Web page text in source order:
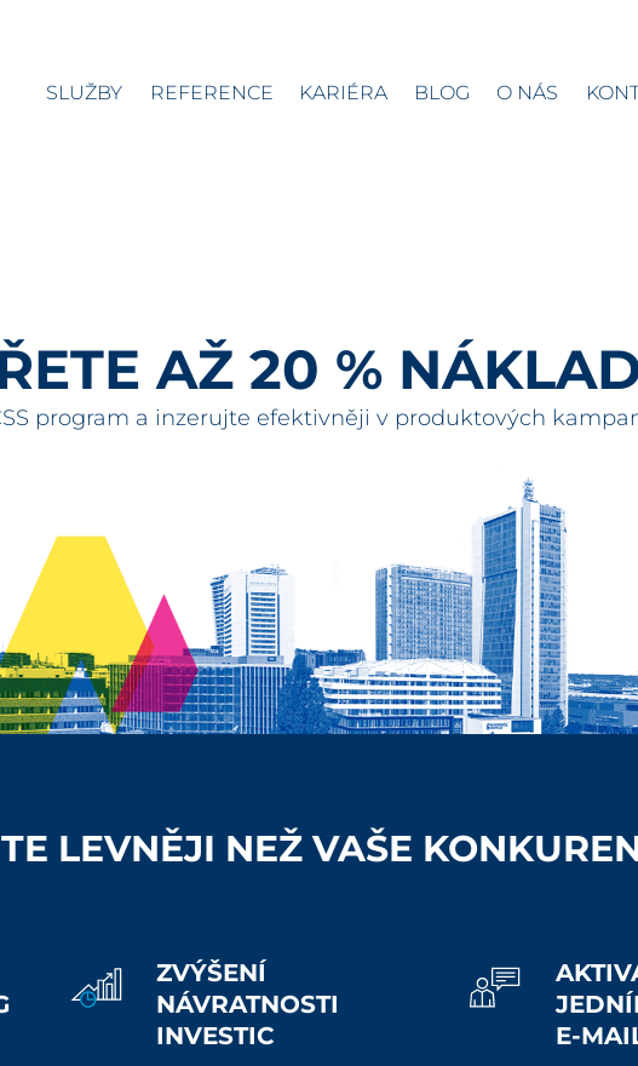
SLUŽBY REFERENCE KARIÉRA BLOG O NÁS
AŽ 20 %
program a inzerujte efektivněji v produktových
LEVNĚJI NEŽ VAŠE
ZVÝŠENÍ
NÁVRATNOSTI
INVESTIC
E-